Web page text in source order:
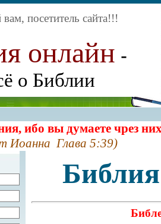
посетитель сайта!!!
онлайн -
о Библии
ибо вы думаете чрез
Иоанна Глава 5:39)